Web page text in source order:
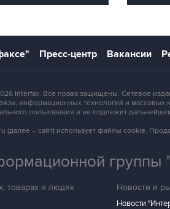
Пресс-центр Вакансии
Interfax. Все права защищены. Сетевое
информационных технологий и массовых
пользования и не подлежит
(далее – сайт) использует файлы cookie.
группы
товарах и людях Новости и
Новости